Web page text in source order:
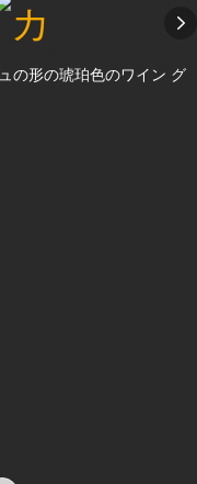
の形の琥珀色のワイン グ